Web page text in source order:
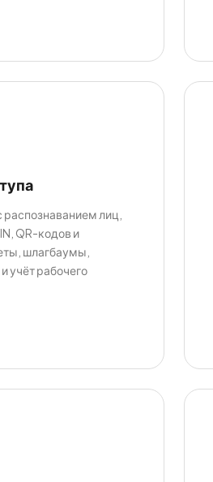
распознаванием лиц,
QR-кодов и
шлагбаумы,
учёт рабочего